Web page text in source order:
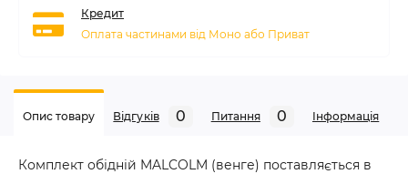
Кредит
Оплата частинами від Моно або Приват
Опис товару Відгуків 0 Питання 0 Iнформація
Комплект обідній MALCOLM (венге) поставляється в